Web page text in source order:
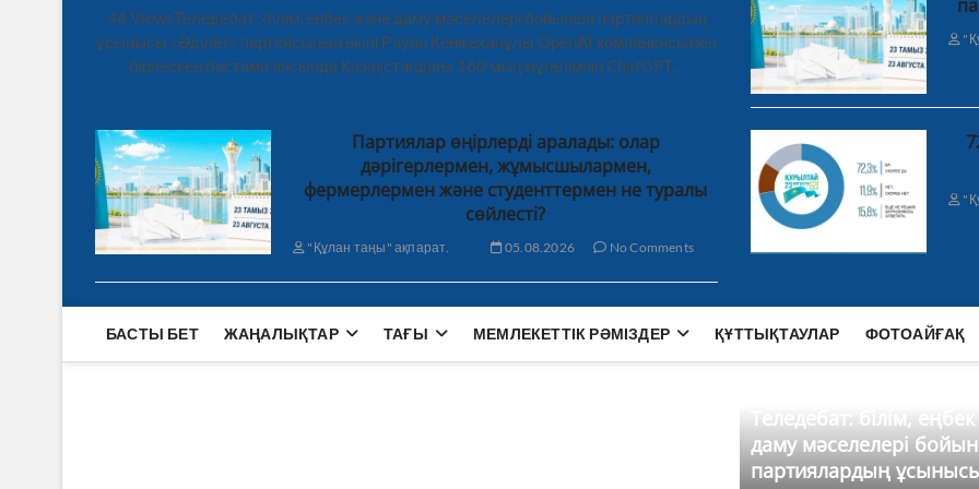
44 ViewsТеледебат: білім, еңбек және даму мәселелері бойынша партиялардың
ұсынысы «Әділет» партиясының өкілі Рауан Кенжеханұлы OpenAI компаниясымен
бірлескен бастама аясында Қазақстандағы 160 мың мұғалімнің ChatGPT…
Партиялар өңірлерді аралады: олар
дәрігерлермен, жұмысшылармен,
фермерлермен және студенттермен не туралы
сөйлесті?
"Құлан таңы" ақпарат. 05.08.2026 No Comments
БАСТЫ БЕТ ЖАҢАЛЫҚТАР ТАҒЫ МЕМЛЕКЕТТІК РӘМІЗДЕР ҚҰТТЫҚТАУЛАР ФОТОАЙҒАҚ
Теледебат: білім,
даму мәселелері
партиялардың